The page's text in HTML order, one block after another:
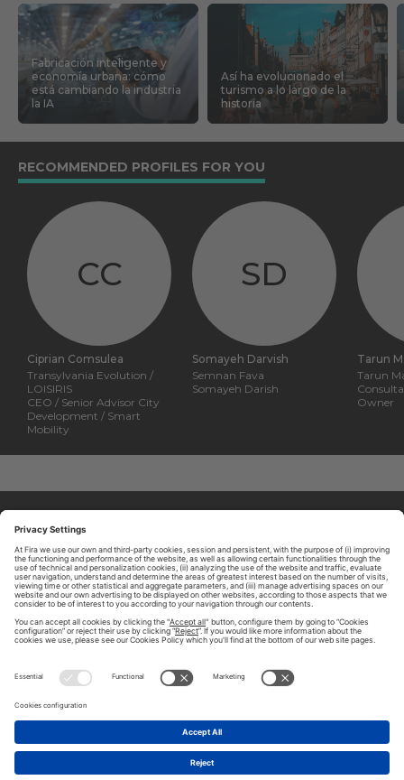
Fabricación inteligente y
economía urbana: cómo
está cambiando la industria
la IA
Así ha evolucionado el
turismo a lo largo de la
historia
RECOMMENDED PROFILES FOR YOU
CC
Ciprian Comsulea
Transylvania Evolution /
LOISIRIS
CEO / Senior Advisor City
Development / Smart
Mobility
SD
Somayeh Darvish
Semnan Fava
Somayeh Darish
Tarun
Tarun
Owner
CONTACT US
LEGAL NOTICE